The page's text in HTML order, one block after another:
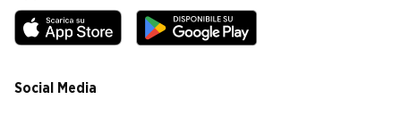
Social Media